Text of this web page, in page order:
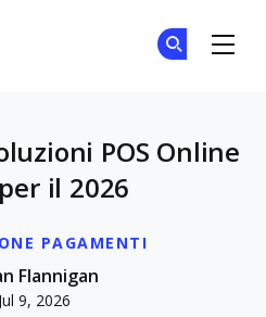
PAGAMENTI
POS Online
il 2026
Flannigan
9, 2026